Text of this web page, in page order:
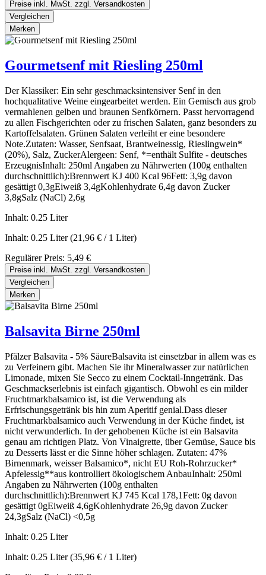
Preise inkl. MwSt. zzgl. Versandkosten
Vergleichen
Merken
Gourmetsenf mit Riesling 250ml
Der Klassiker: Ein sehr geschmacksintensiver Senf in den
hochqualitative Weine eingearbeitet werden. Ein Gemisch aus grob
vermahlenen gelben und braunen Senfkörnern. Passt hervorragend
zu allen Fischgerichten oder zu frischen Salaten, ganz besonders zu
Kartoffelsalaten. Grünen Salaten verleiht er eine besondere
Note.Zutaten: Wasser, Senfsaat, Brantweinessig, Rieslingwein*
(20%), Salz, ZuckerAlergeen: Senf, *=enthält Sulfite - deutsches
ErzeugnisInhalt: 250ml Angaben zu Nährwerten (100g enthalten
durchschnittlich):Brennwert KJ 400 Kcal 96Fett: 3,9g davon
gesättigt 0,3gEiweiß 3,4gKohlenhydrate 6,4g davon Zucker
3,8gSalz (NaCl) 2,6g
Inhalt: 0.25 Liter
Inhalt: 0.25 Liter(21,96 € / 1 Liter)
Regulärer Preis: 5,49 €
Preise inkl. MwSt. zzgl. Versandkosten
Vergleichen
Merken
Balsavita Birne 250ml
Pfälzer Balsavita - 5% SäureBalsavita ist einsetzbar in allem was es
zu Verfeinern gibt. Machen Sie ihr Mineralwasser zur natürlichen
Limonade, mixen Sie Secco zu einem Cocktail-Inngetränk. Das
Geschmackserlebnis ist einfach gigantisch. Obwohl es ein milder
Fruchtmarkbalsamico ist, ist die Verwendung als
Erfrischungsgetränk bis hin zum Aperitif genial.Dass dieser
Fruchtmarkbalsamico auch Verwendung in der Küche findet, ist
nicht verwunderlich. In der gehobenen Küche ist ein Balsavita
genau am richtigen Platz. Von Vinaigrette, über Gemüse, Sauce bis
zu Desserts lässt er die Sinne höher schlagen. Zutaten: 47%
Birnenmark, weisser Balsamico*, nicht EU Roh-Rohrzucker*
Apfelessig**aus kontrolliert ökologischem AnbauInhalt: 250ml
Angaben zu Nährwerten (100g enthalten
durchschnittlich):Brennwert KJ 745 Kcal 178,1Fett: 0g davon
gesättigt 0gEiweiß 4,6gKohlenhydrate 26,9g davon Zucker
24,3gSalz (NaCl) <0,5g
Inhalt: 0.25 Liter
Inhalt: 0.25 Liter(35,96 € / 1 Liter)